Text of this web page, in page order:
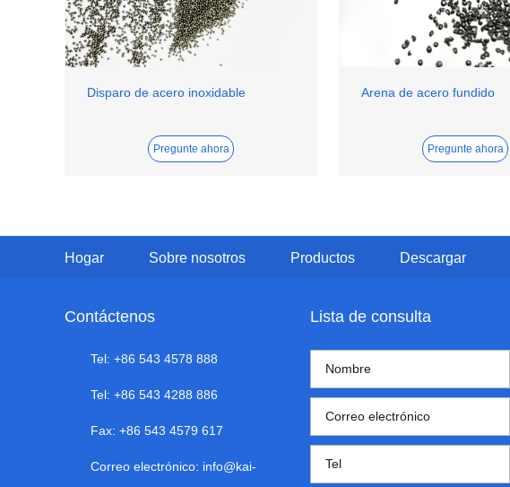
Disparo de acero inoxidable
Pregunte ahora
Arena de acero fundido
Pregunte ahora
Hogar Sobre nosotros Productos Descargar
Contáctenos
Tel: +86 543 4578 888
Tel: +86 543 4288 886
Fax: +86 543 4579 617
Correo electrónico: info@kai-
Lista de consulta